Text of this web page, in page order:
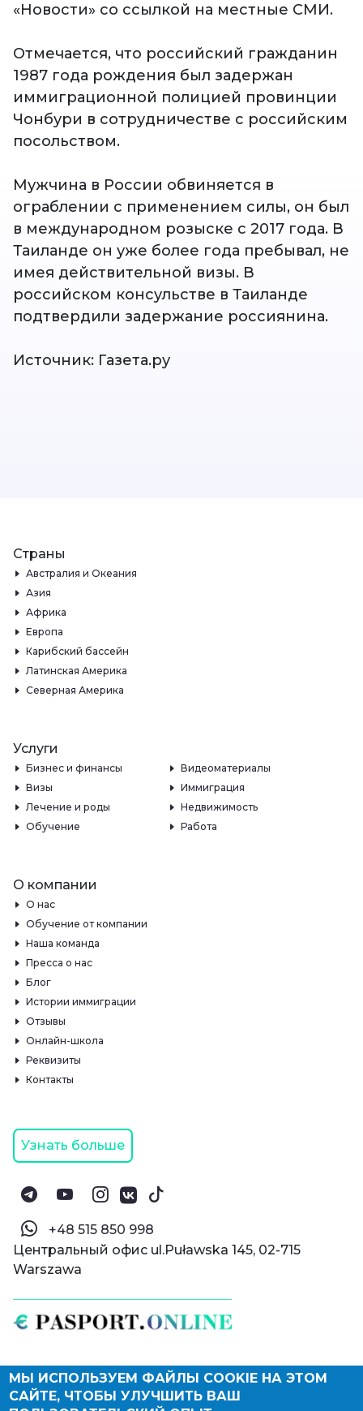
«Новости» со ссылкой на местные СМИ.
Отмечается, что российский гражданин
1987 года рождения был задержан
иммиграционной полицией провинции
Чонбури в сотрудничестве с российским
посольством.
Мужчина в России обвиняется в
ограблении с применением силы, он был
в международном розыске с 2017 года. В
Таиланде он уже более года пребывал, не
имея действительной визы. В
российском консульстве в Таиланде
подтвердили задержание россиянина.
Источник: Газета.ру
© Паспорт Онлайн 2019—2026
Политика конфиденциальности
Страны
Австралия и Океания
Азия
Африка
Европа
Карибский бассейн
Латинская Америка
Северная Америка
Услуги
Бизнес и финансы
Видеоматериалы
Визы
Иммиграция
Лечение и роды
Недвижимость
Обучение
Работа
О компании
О нас
Обучение от компании
Наша команда
Пресса о нас
Блог
Истории иммиграции
Отзывы
Онлайн-школа
Реквизиты
Контакты
Узнать больше
‪+48 515 850 998‬
Центральный офис ul.Puławska 145, 02-715
Warszawa
МЫ ИСПОЛЬЗУЕМ ФАЙЛЫ COOKIE НА ЭТОМ
САЙТЕ, ЧТОБЫ УЛУЧШИТЬ ВАШ